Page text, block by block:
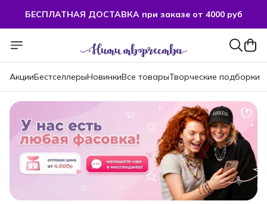
БЕСПЛАТНАЯ ДОСТАВКА при заказе от 4000 руб
АкцииБестселлерыНовинкиВсе товарыТворческие подборки